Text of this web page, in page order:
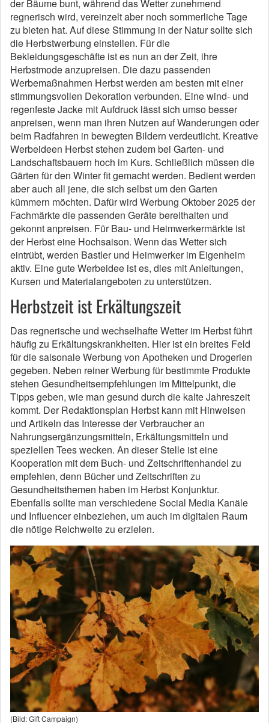
der Bäume bunt, während das Wetter zunehmend
regnerisch wird, vereinzelt aber noch sommerliche Tage
zu bieten hat. Auf diese Stimmung in der Natur sollte sich
die Herbstwerbung einstellen. Für die
Bekleidungsgeschäfte ist es nun an der Zeit, ihre
Herbstmode anzupreisen. Die dazu passenden
Werbemaßnahmen Herbst werden am besten mit einer
stimmungsvollen Dekoration verbunden. Eine wind- und
regenfeste Jacke mit Aufdruck lässt sich umso besser
anpreisen, wenn man ihren Nutzen auf Wanderungen oder
beim Radfahren in bewegten Bildern verdeutlicht. Kreative
Werbeideen Herbst stehen zudem bei Garten- und
Landschaftsbauern hoch im Kurs. Schließlich müssen die
Gärten für den Winter fit gemacht werden. Bedient werden
aber auch all jene, die sich selbst um den Garten
kümmern möchten. Dafür wird Werbung Oktober 2025 der
Fachmärkte die passenden Geräte bereithalten und
gekonnt anpreisen. Für Bau- und Heimwerkermärkte ist
der Herbst eine Hochsaison. Wenn das Wetter sich
eintrübt, werden Bastler und Heimwerker im Eigenheim
aktiv. Eine gute Werbeidee ist es, dies mit Anleitungen,
Kursen und Materialangeboten zu unterstützen.
Herbstzeit ist Erkältungszeit
Das regnerische und wechselhafte Wetter im Herbst führt
häufig zu Erkältungskrankheiten. Hier ist ein breites Feld
für die saisonale Werbung von Apotheken und Drogerien
gegeben. Neben reiner Werbung für bestimmte Produkte
stehen Gesundheitsempfehlungen im Mittelpunkt, die
Tipps geben, wie man gesund durch die kalte Jahreszeit
kommt. Der Redaktionsplan Herbst kann mit Hinweisen
und Artikeln das Interesse der Verbraucher an
Nahrungsergänzungsmitteln, Erkältungsmitteln und
speziellen Tees wecken. An dieser Stelle ist eine
Kooperation mit dem Buch- und Zeitschriftenhandel zu
empfehlen, denn Bücher und Zeitschriften zu
Gesundheitsthemen haben im Herbst Konjunktur.
Ebenfalls sollte man verschiedene Social Media Kanäle
und Influencer einbeziehen, um auch im digitalen Raum
die nötige Reichweite zu erzielen.
(Bild: Gift Campaign)